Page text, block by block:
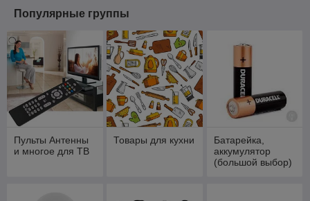
Популярные группы
Пульты Антенны
и многое для ТВ
Товары для кухни
Батарейка,
аккумулятор
(большой выбор)